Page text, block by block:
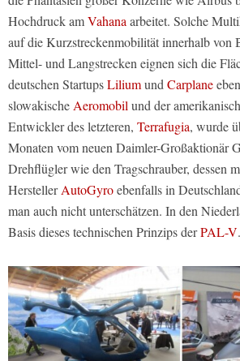
Hochdruck amVahana arbeitet. Solche
auf die Kurzstreckenmobilität innerhalb von
Mittel- und Langstrecken eignen sich die
deutschen StartupsLiliumund Carplane
slowakische Aeromobil und der
Entwickler des letzteren, Terrafugia, wurde
Monaten vom neuen Daimler-Großaktionär
Drehflügler wie den Tragschrauber, dessen
HerstellerAutoGyroebenfalls in
man auch nicht unterschätzen. In den
Basis dieses technischen Prinzips derPAL-V.